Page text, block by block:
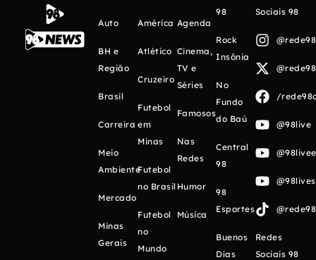
Auto
BH e
Região
Brasil
Carreira
Meio
Ambiente
Mercado
Minas
Gerais
América
Atlético
Cruzeiro
Futebol
em
Minas
Futebol
no Brasil
Futebol
no
Mundo
Agenda
Cinema,
TV e
Séries
Famosos
Nas
Redes
Humor
Música
98
Rock
Insônia
No
Fundo
do Baú
Central
98
98
Esportes
Buenos
Días
Sociais 98
/
@98live
Redes
Sociais 98